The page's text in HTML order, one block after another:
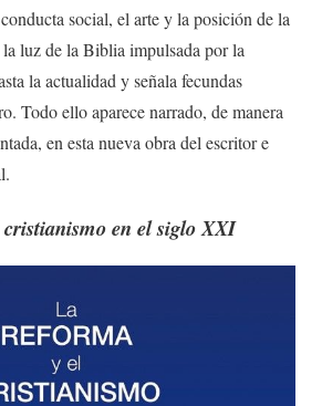
social, el arte y la posición de la
luz de la Biblia impulsada por la
la actualidad y señala fecundas
Todo ello aparece narrado, de manera
en esta nueva obra del escritor e
en el siglo XXI